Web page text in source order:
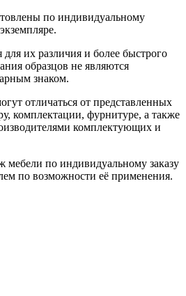
по индивидуальному
их различия и более быстрого
образцов не являются
знаком.
отличаться от представленных
комплектации, фурнитуре, а также
комплектующих и
мебели по индивидуальному заказу
по возможности её применения.